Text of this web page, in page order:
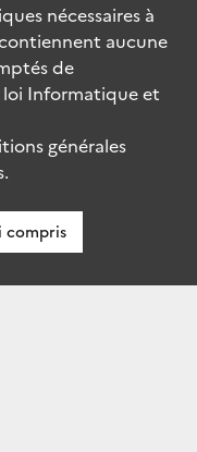
nécessaires à
aucune
de
Informatique et
générales
compris